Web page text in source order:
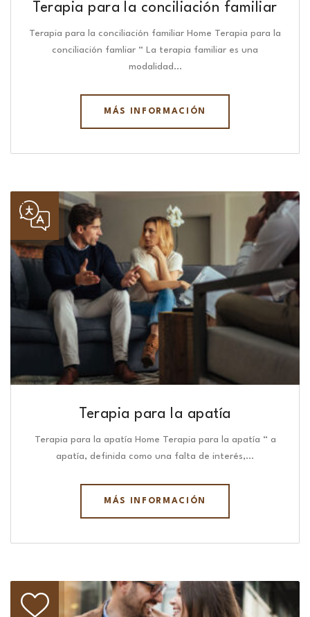
Terapia para la conciliación familiar
Terapia para la conciliación familiar Home Terapia para la
conciliación famliar “ La terapia familiar es una
modalidad…
MÁS INFORMACIÓN
Terapia para la apatía
Terapia para la apatía Home Terapia para la apatía “ a
apatía, definida como una falta de interés,…
MÁS INFORMACIÓN